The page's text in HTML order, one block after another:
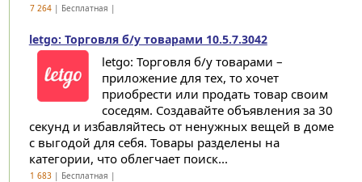
7 264| Бесплатная |
letgo: Торговля б/у товарами 10.5.7.3042
letgo: Торговля б/у товарами –
приложение для тех, то хочет
приобрести или продать товар своим
соседям. Создавайте объявления за 30
секунд и избавляйтесь от ненужных вещей в доме
с выгодой для себя. Товары разделены на
категории, что облегчает поиск...
1 683| Бесплатная |